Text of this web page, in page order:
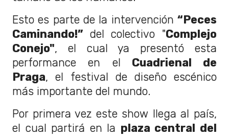
Esto es parte de la intervención “Peces
Caminando!” del colectivo "Complejo
Conejo", el cual ya presentó esta
performance en el Cuadrienal de
Praga, el festival de diseño escénico
más importante del mundo.
Por primera vez este show llega al país,
el cual partirá en la plaza central del